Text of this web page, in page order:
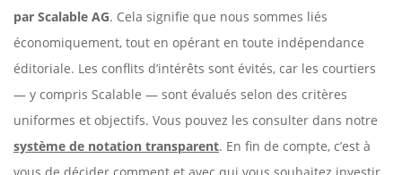
par Scalable AG. Cela signifie que nous sommes liés
économiquement, tout en opérant en toute indépendance
éditoriale. Les conflits d’intérêts sont évités, car les courtiers
— y compris Scalable — sont évalués selon des critères
uniformes et objectifs. Vous pouvez les consulter dans notre
système de notation transparent. En fin de compte, c’est à